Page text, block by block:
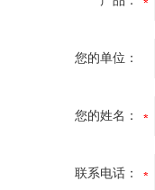
您的单位：
您的姓名：
联系电话：